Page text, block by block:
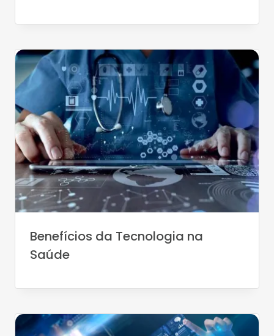
Benefícios da Tecnologia na
Saúde